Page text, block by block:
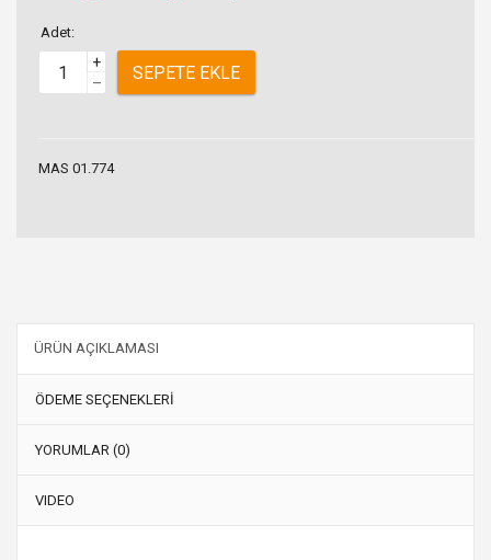
Adet:
+
–
SEPETE EKLE
MAS 01.774
ÜRÜN AÇIKLAMASI
ÖDEME SEÇENEKLERİ
YORUMLAR (0)
VIDEO